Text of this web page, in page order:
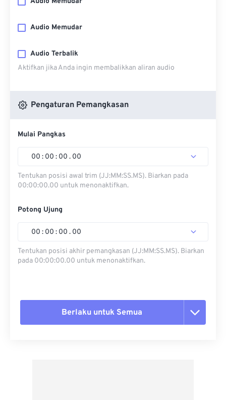
Audio Memudar
Audio Terbalik
Aktifkan jika Anda ingin membalikkan aliran audio
Pengaturan Pemangkasan
Mulai Pangkas
00 : 00 : 00 . 00
Tentukan posisi awal trim (JJ:MM:SS.MS). Biarkan pada
00:00:00.00 untuk menonaktifkan.
Potong Ujung
00 : 00 : 00 . 00
Tentukan posisi akhir pemangkasan (JJ:MM:SS.MS). Biarkan
pada 00:00:00.00 untuk menonaktifkan.
Berlaku untuk Semua